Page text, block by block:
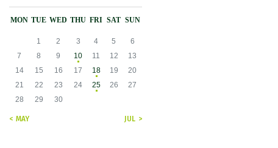
MON TUE WED THU FRI SAT SUN
1 2 3 4 5
6
7
8 9 10 11 12
13
14
15 16 17 18 19
20
21
22 23 24 25 26
27
28
29 30
« MAY JUL »